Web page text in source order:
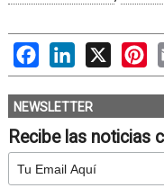
FacebookLinkedIn
X
NEWSLETTER
Recibe las noticias